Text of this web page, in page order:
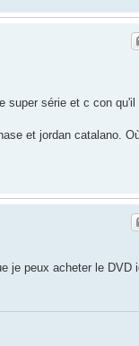
super série et c con qu'il
et jordan catalano.
je peux acheter le DVD